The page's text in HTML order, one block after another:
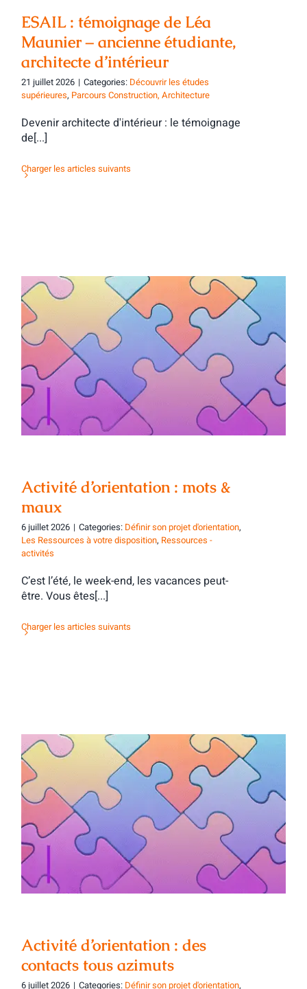
ESAIL : témoignage de Léa
Maunier – ancienne étudiante,
architecte d’intérieur
21 juillet 2026 | Categories: Découvrir les études
supérieures, Parcours Construction, Architecture
Devenir architecte d'intérieur : le témoignage
de[...]
Charger les articles suivants
Activité d’orientation : mots & maux
Activité d’orientation : mots &
maux
6 juillet 2026 | Categories: Définir son projet d'orientation,
Les Ressources à votre disposition, Ressources -
activités
C’est l’été, le week-end, les vacances peut-
être. Vous êtes[...]
Charger les articles suivants
Activité d’orientation : des contacts tous
azimuts
Activité d’orientation : des
contacts tous azimuts
6 juillet 2026 | Categories: Définir son projet d'orientation,